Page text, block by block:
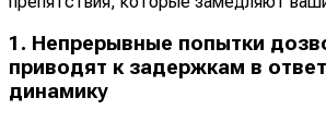
1. Непрерывные попытки
приводят к задержкам в
динамику